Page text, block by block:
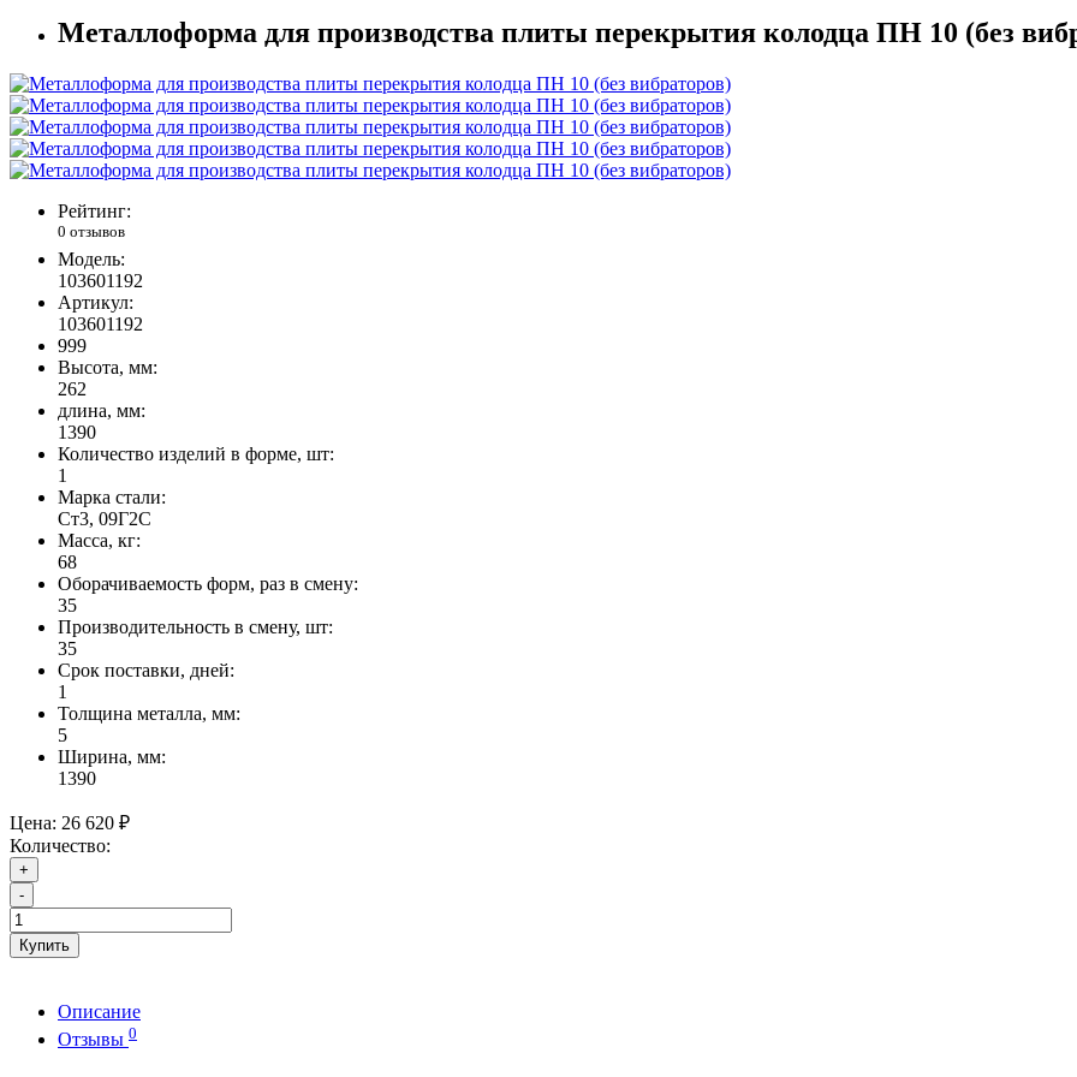
Металлоформа для производства плиты перекрытия колодца ПН 10 (без
Рейтинг:
0 отзывов
Модель:
103601192
Артикул:
103601192
999
Высота, мм:
262
длина, мм:
1390
Количество изделий в форме, шт:
1
Марка стали:
Ст3, 09Г2С
Масса, кг:
68
Оборачиваемость форм, раз в смену:
35
Производительность в смену, шт:
35
Срок поставки, дней:
1
Толщина металла, мм:
5
Ширина, мм:
1390
Цена: 26 620 ₽
Количество:
+
-
Купить
Описание
Отзывы 0